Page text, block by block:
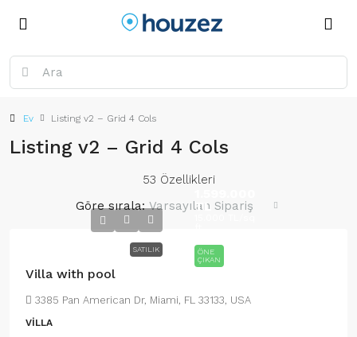
Ev Listing v2 – Grid 4 Cols
Listing v2 – Grid 4 Cols
53 Özellikleri
Göre sırala: Varsayılan Sipariş
ÖNE
ÇIKAN
SATILIK
TL
Villa with pool
3385 Pan American Dr, Miami, FL 33133, USA
VILLA